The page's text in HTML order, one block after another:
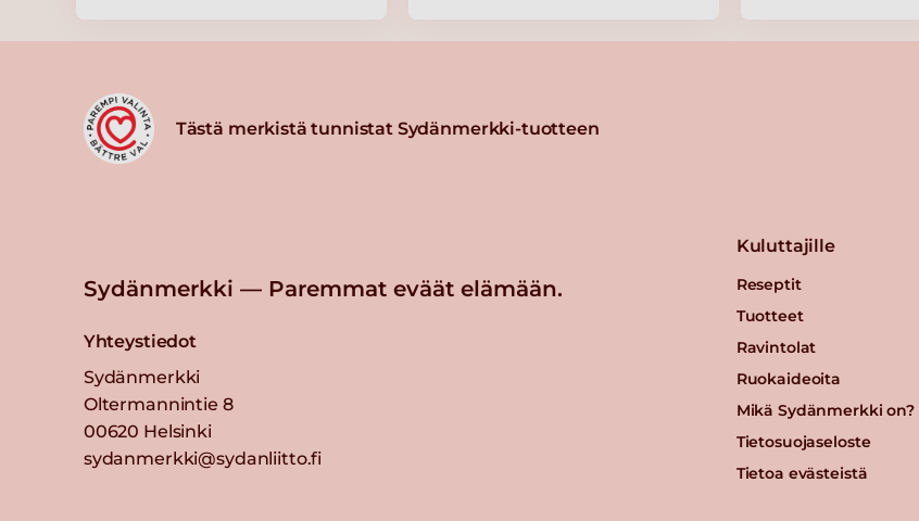
KNORR Lasagnette Täysjyvä Luomu 3
1kg/125L
Tästä merkistä tunnistat Sydänmerkki-tuotteen
Sydänmerkki — Paremmat eväät elämään.
Yhteystiedot
Sydänmerkki
Oltermannintie 8
00620 Helsinki
sydanmerkki@sydanliitto.fi
Kuluttajille
Reseptit
Tuotteet
Ravintolat
Ruokaideoita
Mikä Sydänmerkki on?
Tietosuojaseloste
Tietoa evästeistä